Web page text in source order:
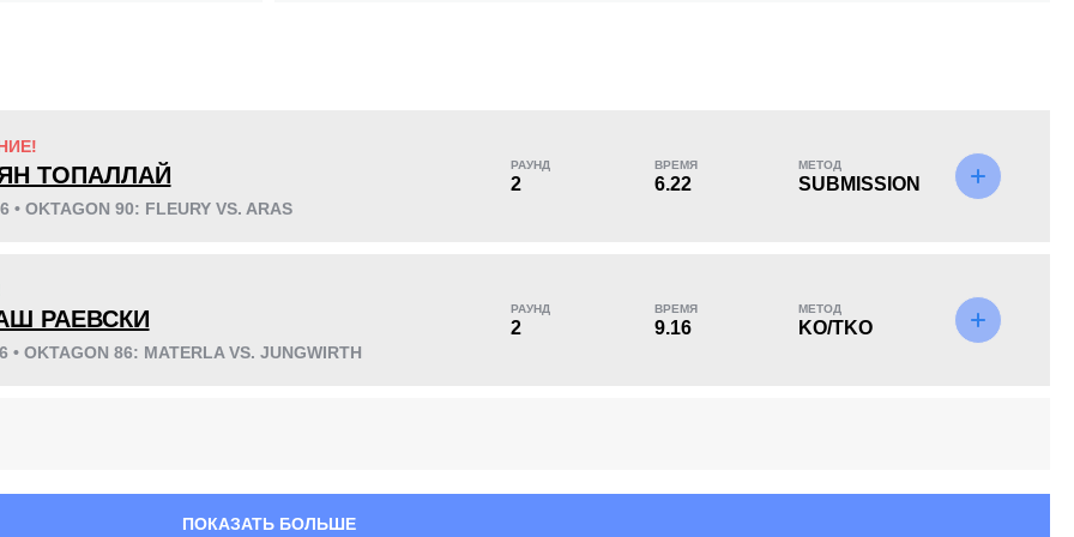
0
(67%)
Среднее время боя
ТОПАЛЛАЙ
• OKTAGON 90: FLEURY VS. ARAS
РАУНД
2
ВРЕМЯ
6.22
МЕТОД
SUBMISSION
РАЕВСКИ
• OKTAGON 86: MATERLA VS. JUNGWIRTH
РАУНД
2
ВРЕМЯ
9.16
МЕТОД
KO/TKO
ПОКАЗАТЬ БОЛЬШЕ